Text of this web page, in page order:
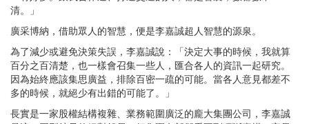
清。」
廣采博納，借助眾人的智慧，便是李嘉誠超人智慧的源泉。
為了減少或避免決策失誤，李嘉誠說：「決定大事的時候，我就算
百分之百清楚，也一樣會召集一些人，匯合各人的資訊一起研究。
因為始終應該集思廣益，排除百密一疏的可能。當各人意見都差不
多的時候，就絕少有出錯的可能了。」
長實是一家股權結構複雜、業務範圍廣泛的龐大集團公司，李嘉誠